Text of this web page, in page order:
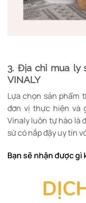
3. Địa chỉ mua ly
VINALY
Lựa chọn sản phẩm
đơn vị thực hiện và
Vinaly luôn tự hào là
sứ có nắp đậy uy tín
Bạn sẽ nhận được gì